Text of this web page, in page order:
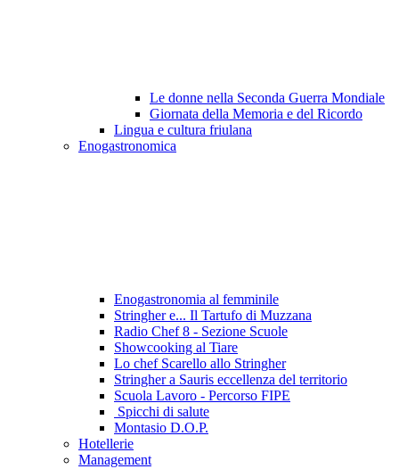
Le donne nella Seconda Guerra Mondiale
Giornata della Memoria e del Ricordo
Lingua e cultura friulana
Enogastronomica
Enogastronomia al femminile
Stringher e... Il Tartufo di Muzzana
Radio Chef 8 - Sezione Scuole
Showcooking al Tiare
Lo chef Scarello allo Stringher
Stringher a Sauris eccellenza del territorio
Scuola Lavoro - Percorso FIPE
Spicchi di salute
Montasio D.O.P.
Hotellerie
Management